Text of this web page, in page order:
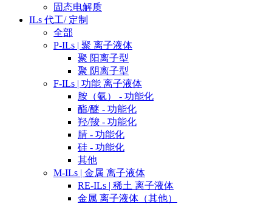
固态电解质
ILs 代工/ 定制
全部
P-ILs | 聚 离子液体
聚 阳离子型
聚 阴离子型
F-ILs | 功能 离子液体
胺（氨） - 功能化
酯/醚 - 功能化
羟/羧 - 功能化
腈 - 功能化
硅 - 功能化
其他
M-ILs | 金属 离子液体
RE-ILs | 稀土 离子液体
金属 离子液体（其他）